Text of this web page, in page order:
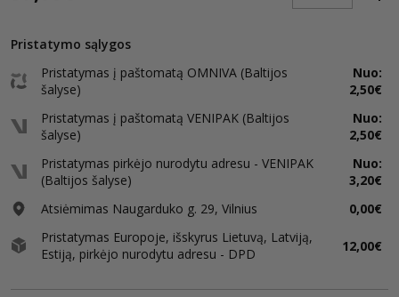
Pristatymo sąlygos
Pristatymas į paštomatą OMNIVA (Baltijos
šalyse)
Nuo:
2,50€
Pristatymas į paštomatą VENIPAK (Baltijos
šalyse)
Nuo:
2,50€
Pristatymas pirkėjo nurodytu adresu - VENIPAK
(Baltijos šalyse)
Nuo:
3,20€
Atsiėmimas Naugarduko g. 29, Vilnius
0,00€
Pristatymas Europoje, išskyrus Lietuvą, Latviją,
Estiją, pirkėjo nurodytu adresu - DPD
12,00€